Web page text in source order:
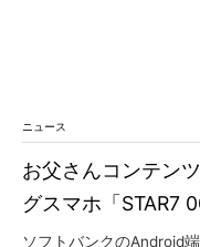
ニュース
お父さんコンテン
グスマホ「STAR7
ソフトバンクのAndroid